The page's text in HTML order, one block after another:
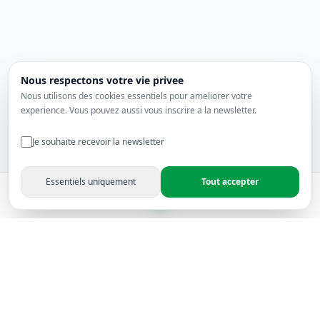
Nous respectons votre vie privee
Nous utilisons des cookies essentiels pour ameliorer votre
experience. Vous pouvez aussi vous inscrire a la newsletter.
Je souhaite recevoir la newsletter
Essentiels uniquement Tout accepter